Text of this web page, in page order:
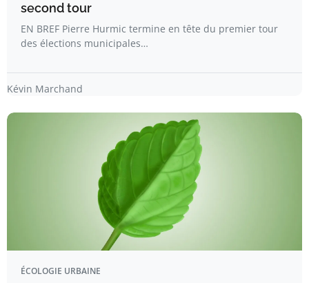
second tour
EN BREF Pierre Hurmic termine en tête du premier tour
des élections municipales…
Kévin Marchand
ÉCOLOGIE URBAINE